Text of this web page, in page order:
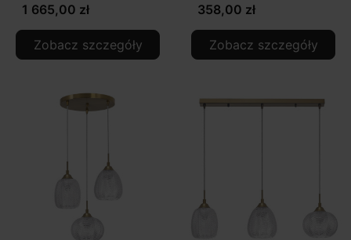
1 665,00 zł
Zobacz szczegóły
358,00 zł
Zobacz szczegóły